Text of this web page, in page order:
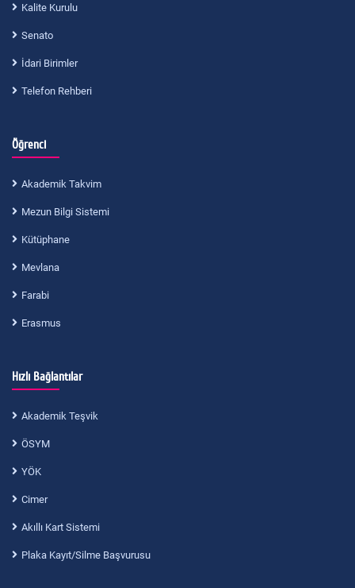
Kalite Kurulu
Senato
İdari Birimler
Telefon Rehberi
Öğrenci
Akademik Takvim
Mezun Bilgi Sistemi
Kütüphane
Mevlana
Farabi
Erasmus
Hızlı Bağlantılar
Akademik Teşvik
ÖSYM
YÖK
Cimer
Akıllı Kart Sistemi
Plaka Kayıt/Silme Başvurusu